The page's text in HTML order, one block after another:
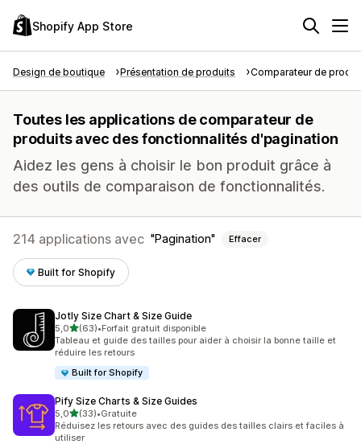
Shopify App Store
Design de boutique Présentation de produits Comparateur de
Toutes les applications de comparateur de
produits avec des fonctionnalités d'pagination
Aidez les gens à choisir le bon produit grâce à
des outils de comparaison de fonctionnalités.
214 applications avec Pagination Effacer
Built for Shopify
Jotly Size Chart & Size Guide
5,0étoile(s) sur 5
(63)
63 avis au total
•Forfait gratuit disponible
Tableau et guide des tailles pour aider à choisir la bonne taille et
réduire les retours
Built for Shopify
Pify Size Charts & Size Guides
5,0étoile(s) sur 5
(33)
33 avis au total
•Gratuite
Réduisez les retours avec des guides des tailles clairs et faciles à
utiliser